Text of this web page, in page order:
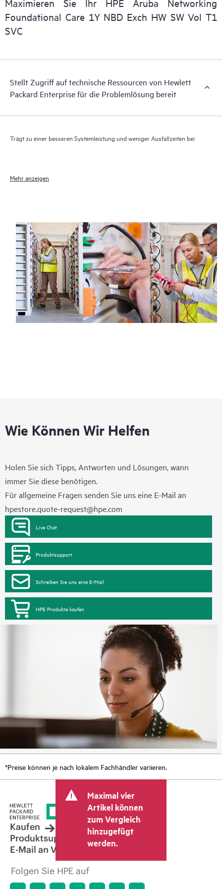
Darüber hinaus bietet HPE Foundation Care Exchange
elektronischen Zugriff auf zugehörige Produkt- und
Supportinformationen, sodass jeder Ihrer IT-Mitarbeiter
kann.
Maximieren Sie Ihr HPE Aruba Networking
Foundational Care 1Y NBD Exch HW SW Vol T1
SVC
Stellt Zugriff auf technische Ressourcen von Hewlett
Packard Enterprise für die Problemlösung bereit
Trägt zu einer besseren Systemleistung und weniger Ausfallzeiten bei
Mehr anzeigen
Wie Können Wir Helfen
Holen Sie sich Tipps, Antworten und Lösungen, wann
immer Sie diese benötigen.
Für allgemeine Fragen senden Sie uns eine E-Mail an
hpestore.quote-request@hpe.com
Live Chat
Produktsupport
Schreiben Sie uns eine E-Mail
HPE Produkte kaufen
*Preise können je nach lokalem Fachhändler variieren.
Maximal vier
Artikel können
zum Vergleich
hinzugefügt
werden.
Kaufen
Produktsupport
E-Mail an Vertrieb
Folgen Sie HPE auf